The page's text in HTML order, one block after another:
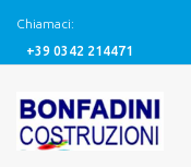
Chiamaci:
+39 0342 214471